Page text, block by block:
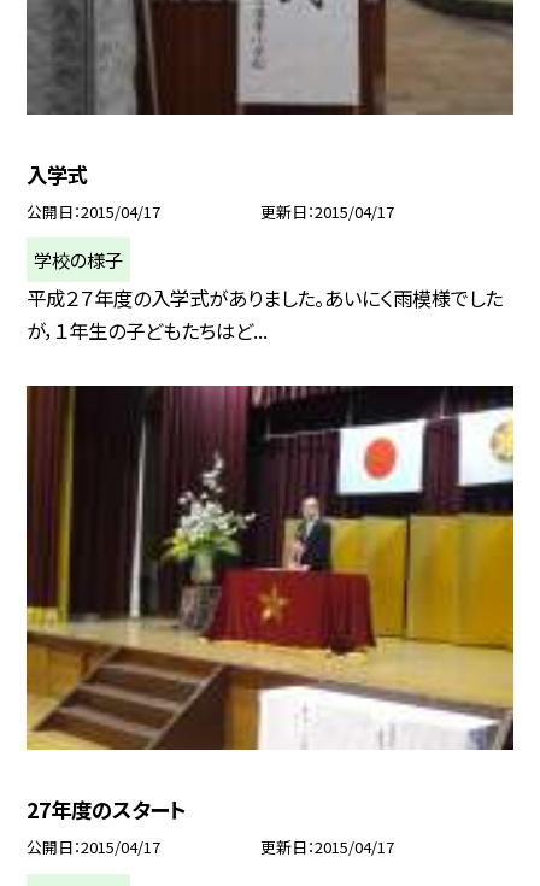
入学式
公開日 2015/04/17 更新日 2015/04/17
学校の様子
平成２７年度の入学式がありました。あいにく雨模様でした
が，１年生の子どもたちはど...
27年度のスタート
公開日 2015/04/17 更新日 2015/04/17